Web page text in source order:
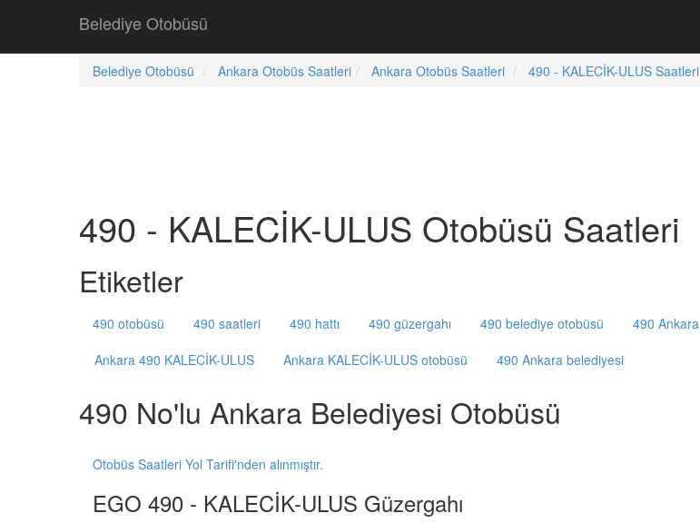
Belediye Otobüsü
Belediye Otobüsü Ankara Otobüs Saatleri Ankara Otobüs Saatleri 490 - KALECİK-ULUS Saatleri
490 - KALECİK-ULUS Otobüsü Saatleri
Etiketler
490 otobüsü 490 saatleri 490 hattı 490 güzergahı 490 belediye otobüsü 490 Ankara
Ankara 490 KALECİK-ULUS
Ankara KALECİK-ULUS otobüsü 490 Ankara belediyesi
490 No'lu Ankara Belediyesi Otobüsü
Otobüs Saatleri Yol Tarifi'nden alınmıştır.
EGO 490 - KALECİK-ULUS Güzergahı